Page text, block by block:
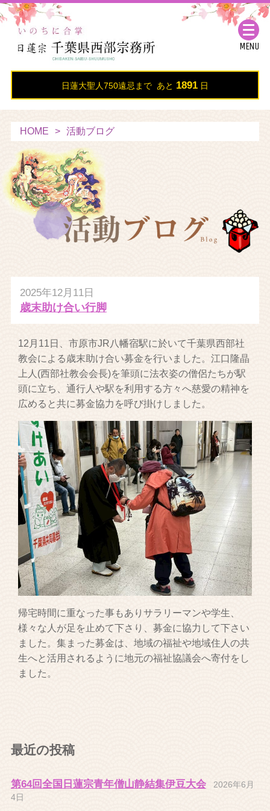
MENU
日蓮大聖人750遠忌まで あと 1891 日
HOME 活動ブログ
2025年12月11日
歳末助け合い行脚
12月11日、市原市JR八幡宿駅に於いて千葉県西部社
教会による歳末助け合い募金を行いました。江口隆晶
上人(西部社教会会長)を筆頭に法衣姿の僧侶たちが駅
頭に立ち、通行人や駅を利用する方々へ慈愛の精神を
広めると共に募金協力を呼び掛けしました。
帰宅時間に重なった事もありサラリーマンや学生、
様々な人が足を止めて下さり、募金に協力して下さい
ました。集まった募金は、地域の福祉や地域住人の共
生へと活用されるように地元の福祉協議会へ寄付をし
ました。
最近の投稿
第64回全国日蓮宗青年僧山静結集伊豆大会
2026年6月
4日